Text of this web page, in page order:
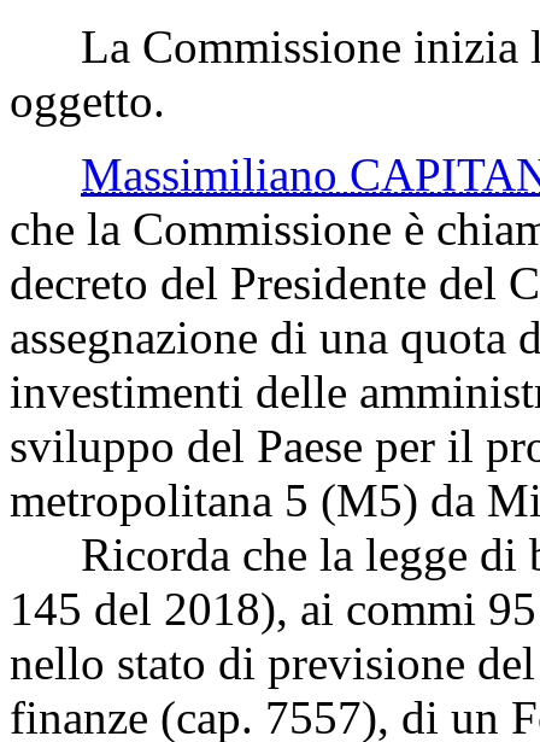
La Commissione inizia
oggetto.
Massimiliano
che la Commissione è
decreto del Presidente del
assegnazione di una
investimenti delle
sviluppo del Paese per il
metropolitana 5 (M5) da
Ricorda che la legge di
145 del 2018), ai commi
nello stato di previsione
finanze (cap. 7557), di un